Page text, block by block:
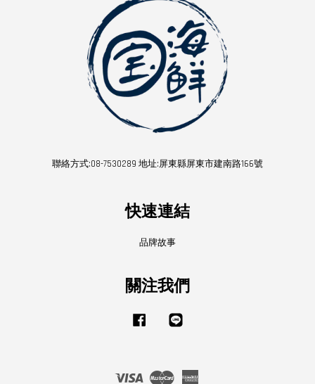
聯絡方式:08-7530289 地址:屏東縣屏東市建南路166號
快速連結
品牌故事
關注我們
Facebook
Visa Master